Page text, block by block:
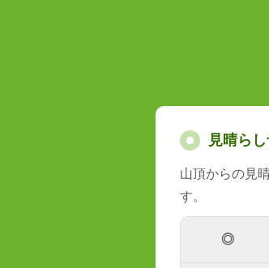
見晴ら
山頂からの見
す。
◎